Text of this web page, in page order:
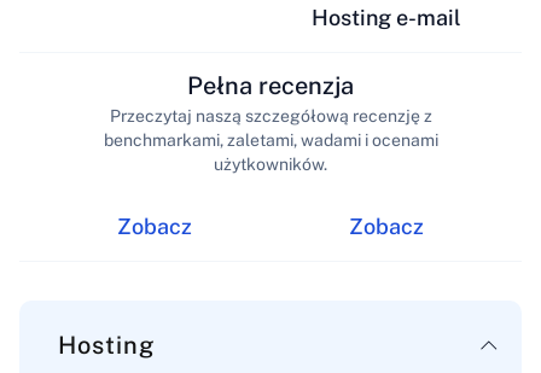
Hosting e-mail
Zobacz
Pełna recenzja
Przeczytaj naszą szczegółową recenzję z
benchmarkami, zaletami, wadami i ocenami
użytkowników.
Zobacz
Hosting